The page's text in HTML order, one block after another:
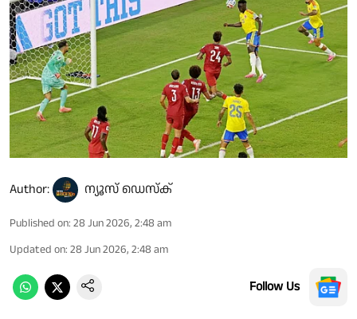
Author: ന്യൂസ് ഡെസ്ക്
Published on: 28 Jun 2026, 2:48 am
Updated on: 28 Jun 2026, 2:48 am
Follow Us